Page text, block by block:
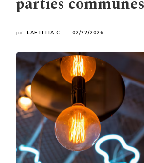
par LAETITIA C 02/22/2026